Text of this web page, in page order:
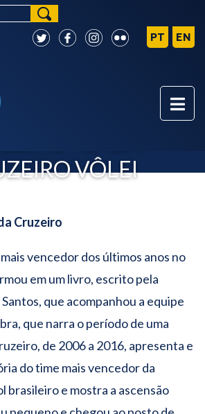
10 ANOS SADA
VÔLEI
Cruzeiro
vencedor dos últimos anos no
em um livro, escrito pela
que acompanhou a equipe
que narra o período de uma
de 2006 a 2016, apresenta e
do time mais vencedor da
brasileiro e mostra a ascensão